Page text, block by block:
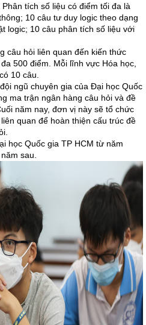
tích số liệu có điểm tối đa là
10 câu tư duy logic theo dạng
logic; 10 câu phân tích số liệu với
câu hỏi liên quan đến kiến thức
500 điểm. Mỗi lĩnh vực Hóa học,
10 câu.
ngũ chuyên gia của Đại học Quốc
ma trận ngân hàng câu hỏi và đề
năm nay, đơn vị này sẽ tổ chức
quan để hoàn thiện cấu trúc đề
học Quốc gia TP HCM từ năm
sau.